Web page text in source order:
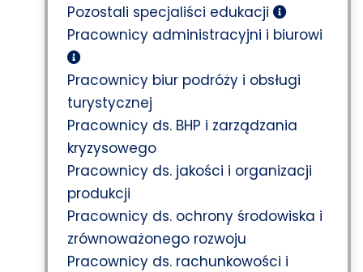
Pozostali specjaliści edukacji
Pracownicy administracyjni i biurowi
Pracownicy biur podróży i obsługi
turystycznej
Pracownicy ds. BHP i zarządzania
kryzysowego
Pracownicy ds. jakości i organizacji
produkcji
Pracownicy ds. ochrony środowiska i
zrównoważonego rozwoju
Pracownicy ds. rachunkowości i